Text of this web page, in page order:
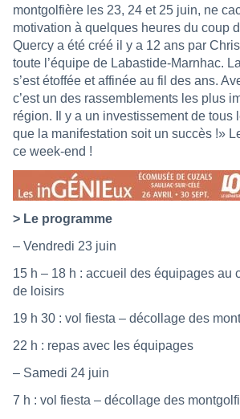
montgolfière les 23, 24 et 25 juin, ne
motivation à quelques heures du coup
Quercy a été créé il y a 12 ans par
toute l’équipe de Labastide-Marnhac.
s’est étoffée et affinée au fil des ans.
c’est un des rassemblements les plus
région. Il y a un investissement de tous
que la manifestation soit un succès !»
ce week-end !
> Le programme
– Vendredi 23 juin
15 h – 18 h : accueil des équipages au
de loisirs
19 h 30 : vol fiesta – décollage des
22 h : repas avec les équipages
– Samedi 24 juin
7 h : vol fiesta – décollage des